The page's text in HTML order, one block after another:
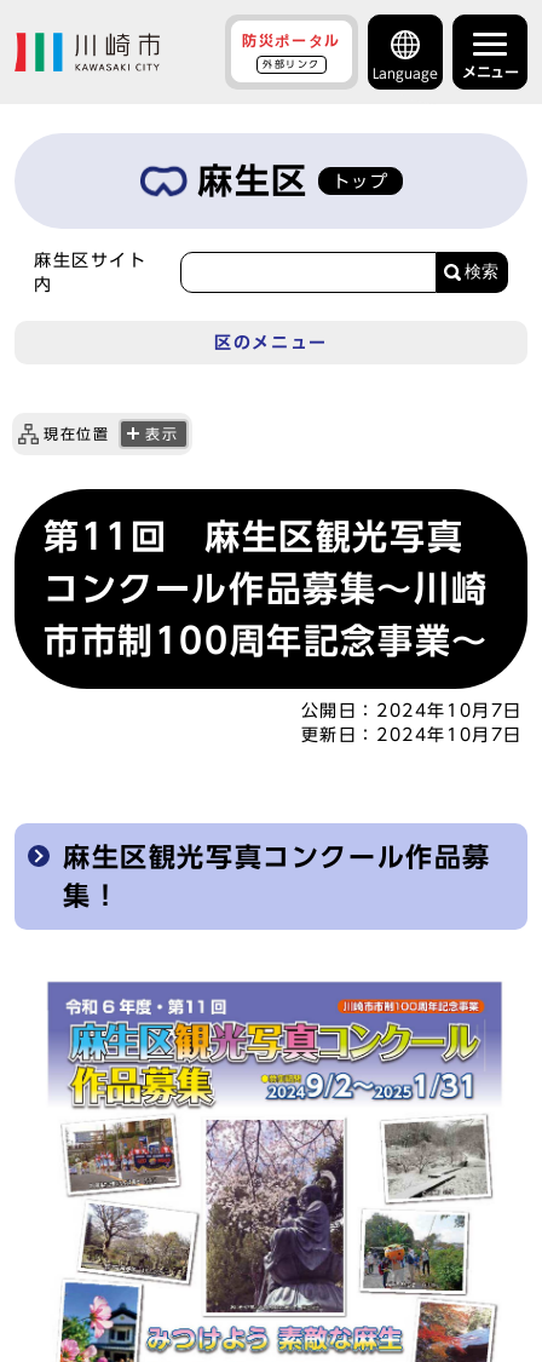
防災ポータル
外部リンク
Language メニュー
麻生区 トップ
麻生区サイト
内
検索
区のメニュー
現在位置 表示
第11回 麻生区観光写真
コンクール作品募集～川崎
市市制100周年記念事業～
公開日： 2024年10月7日
更新日： 2024年10月7日
麻生区観光写真コンクール作品募
集！